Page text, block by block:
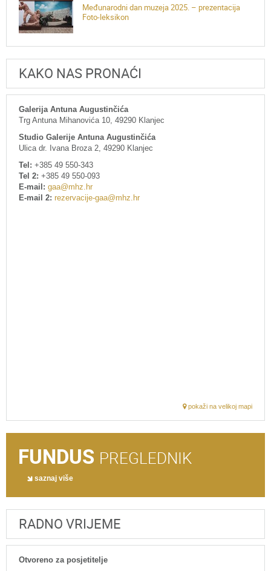
Međunarodni dan muzeja 2025. – prezentacija
Foto-leksikon
KAKO NAS PRONAĆI
Galerija Antuna Augustinčića
Trg Antuna Mihanovića 10, 49290 Klanjec
Studio Galerije Antuna Augustinčića
Ulica dr. Ivana Broza 2, 49290 Klanjec
Tel: +385 49 550-343
Tel 2: +385 49 550-093
E-mail: gaa@mhz.hr
E-mail 2: rezervacije-gaa@mhz.hr
pokaži na velikoj mapi
FUNDUS PREGLEDNIK
saznaj više
RADNO VRIJEME
Otvoreno za posjetitelje